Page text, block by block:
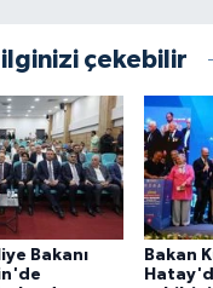
ilginizi çekebilir
Bakanı
Bakan